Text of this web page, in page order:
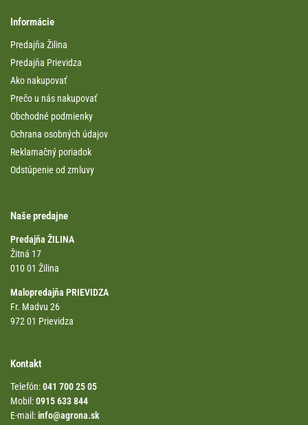
Informácie
Predajňa Žilina
Predajňa Prievidza
Ako nakupovať
Prečo u nás nakupovať
Obchodné podmienky
Ochrana osobných údajov
Reklamačný poriadok
Odstúpenie od zmluvy
Naše predajne
Predajňa ŽILINA
Žitná 17
010 01 Žilina
Malopredajňa PRIEVIDZA
Fr. Madvu 26
972 01 Prievidza
Kontakt
Telefón:041 700 25 05
Mobil:0915 633 844
E-mail:info@agrona.sk